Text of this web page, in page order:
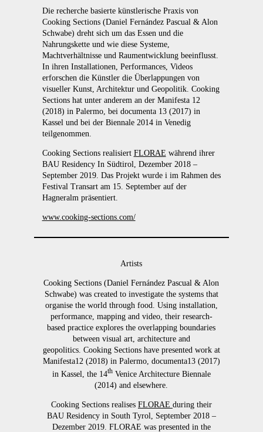
Die recherche basierte künstlerische Praxis von
Cooking Sections (Daniel Fernández Pascual & Alon
Schwabe) dreht sich um das Essen und die
Nahrungskette und wie diese Systeme,
Machtverhältnisse und Raumentwicklung beeinflusst.
In ihren Installationen, Performances, Videos
erforschen die Künstler die Überlappungen von
visueller Kunst, Architektur und Geopolitik. Cooking
Sections hat unter anderem an der Manifesta 12
(2018) in Palermo, bei documenta 13 (2017) in
Kassel und bei der Biennale 2014 in Venedig
teilgenommen.
Cooking Sections realisiert FLORAE während ihrer
BAU Residency In Südtirol, Dezember 2018 –
September 2019. Das Projekt wurde i im Rahmen des
Festival Transart am 15. September auf der
Hagneralm präsentiert.
www.cooking-sections.com/
Artists
Cooking Sections (Daniel Fernández Pascual & Alon
Schwabe) was created to investigate the systems that
organise the world through food. Using installation,
performance, mapping and video, their research-
based practice explores the overlapping boundaries
between visual art, architecture and
geopolitics. Cooking Sections have presented work at
Manifesta12 (2018) in Palermo, documenta13 (2017)
in Kassel, the 14thVenice Architecture Biennale
(2014) and elsewhere.
Cooking Sections realises FLORAE during their
BAU Residency in South Tyrol, September 2018 –
Dezember 2019. FLORAE was presented in the